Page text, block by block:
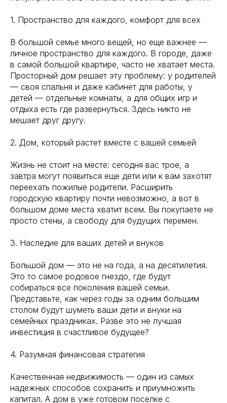
1. Пространство для каждого, комфорт для всех
В большой семье много вещей, но еще важнее —
личное пространство для каждого. В городе, даже
в самой большой квартире, часто не хватает места.
Просторный дом решает эту проблему: у родителей
— своя спальня и даже кабинет для работы, у
детей — отдельные комнаты, а для общих игр и
отдыха есть где развернуться. Здесь никто не
мешает друг другу.
2. Дом, который растет вместе с вашей семьей
Жизнь не стоит на месте: сегодня вас трое, а
завтра могут появиться еще дети или к вам захотят
переехать пожилые родители. Расширить
городскую квартиру почти невозможно, а вот в
большом доме места хватит всем. Вы покупаете не
просто стены, а свободу для будущих перемен.
3. Наследие для ваших детей и внуков
Большой дом — это не на года, а на десятилетия.
Это то самое родовое гнездо, где будут
собираться все поколения вашей семьи.
Представьте, как через годы за одним большим
столом будут шуметь ваши дети и внуки на
семейных праздниках. Разве это не лучшая
инвестиция в счастливое будущее?
4. Разумная финансовая стратегия
Качественная недвижимость — один из самых
надежных способов сохранить и приумножить
капитал. А дом в уже готовом поселке с